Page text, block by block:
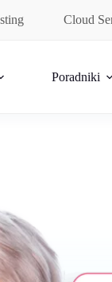
Cloud
Poradniki